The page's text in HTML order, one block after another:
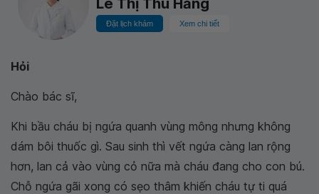
Lê Thị Thu Hằng
Đặt lịch khám Xem chi tiết
Hỏi
Chào bác sĩ,
Khi bầu cháu bị ngứa quanh vùng mông nhưng không
dám bôi thuốc gì. Sau sinh thì vết ngứa càng lan rộng
hơn, lan cả vào vùng cỏ nữa mà cháu đang cho con bú.
Chỗ ngứa gãi xong có sẹo thâm khiến cháu tự ti quá